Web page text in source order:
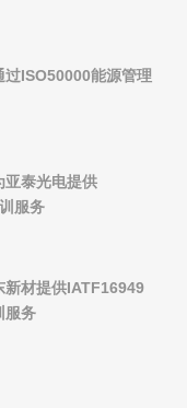
过ISO50000能源管理
亚泰光电提供
服务
新材提供IATF16949
服务